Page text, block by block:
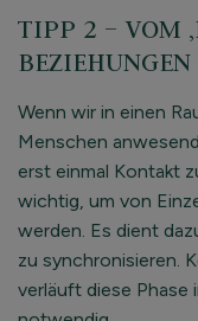
TIPP 2 – VOM
Wenn wir in einen
Menschen
erst einmal Kontakt
wichtig, um von
werden. Es dient
zu synchronisieren.
verläuft diese Phase